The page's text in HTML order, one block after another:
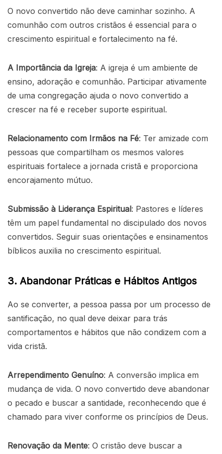
O novo convertido não deve caminhar sozinho. A
comunhão com outros cristãos é essencial para o
crescimento espiritual e fortalecimento na fé.
A Importância da Igreja: A igreja é um ambiente de
ensino, adoração e comunhão. Participar ativamente
de uma congregação ajuda o novo convertido a
crescer na fé e receber suporte espiritual.
Relacionamento com Irmãos na Fé: Ter amizade com
pessoas que compartilham os mesmos valores
espirituais fortalece a jornada cristã e proporciona
encorajamento mútuo.
Submissão à Liderança Espiritual: Pastores e líderes
têm um papel fundamental no discipulado dos novos
convertidos. Seguir suas orientações e ensinamentos
bíblicos auxilia no crescimento espiritual.
3. Abandonar Práticas e Hábitos Antigos
Ao se converter, a pessoa passa por um processo de
santificação, no qual deve deixar para trás
comportamentos e hábitos que não condizem com a
vida cristã.
Arrependimento Genuíno: A conversão implica em
mudança de vida. O novo convertido deve abandonar
o pecado e buscar a santidade, reconhecendo que é
chamado para viver conforme os princípios de Deus.
Renovação da Mente: O cristão deve buscar a